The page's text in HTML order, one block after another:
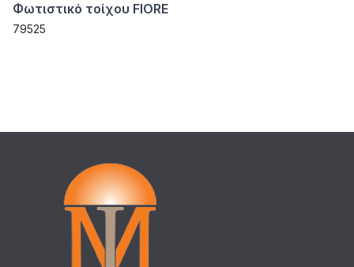
Φωτιστικό τοίχου FIORE
79525